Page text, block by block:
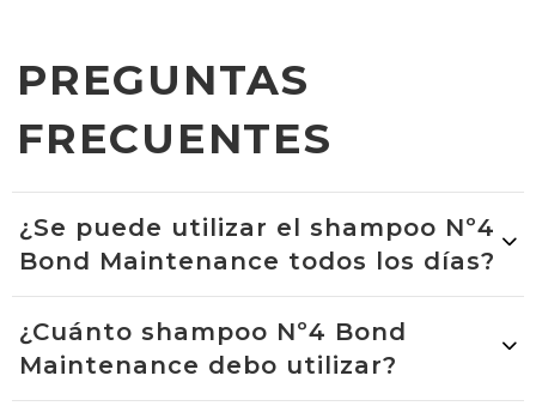
PREGUNTAS
FRECUENTES
¿Se puede utilizar el shampoo Nº4
Bond Maintenance todos los días?
¿Cuánto shampoo Nº4 Bond
Maintenance debo utilizar?